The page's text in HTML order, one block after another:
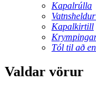
Kapalrúlla
Kapalkirtill
Tól til að
Valdar vörur